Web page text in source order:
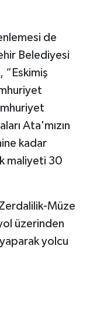
de
Belediyesi
“Eskimiş
Ata'mızın
kadar
maliyeti 30
Müze
üzerinden
yolcu